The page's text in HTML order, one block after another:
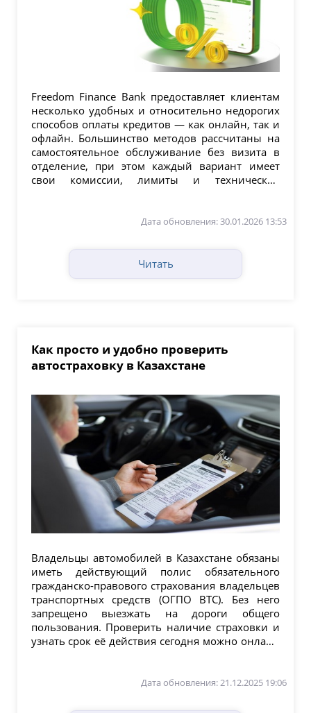
Freedom Finance Bank предоставляет клиентам
несколько удобных и относительно недорогих
способов оплаты кредитов — как онлайн, так и
офлайн. Большинство методов рассчитаны на
самостоятельное обслуживание без визита в
отделение, при этом каждый вариант имеет
свои комиссии, лимиты и технические
Дата обновления: 30.01.2026 13:53
Читать
Как просто и удобно проверить
автостраховку в Казахстане
Владельцы автомобилей в Казахстане обязаны
иметь действующий полис обязательного
гражданско-правового страхования владельцев
транспортных средств (ОГПО ВТС). Без него
запрещено выезжать на дороги общего
пользования. Проверить наличие страховки и
узнать срок её действия сегодня можно онлайн
Дата обновления: 21.12.2025 19:06